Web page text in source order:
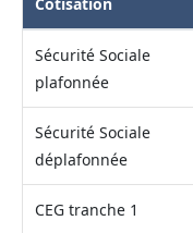
Sécurité Sociale
plafonnée
Sécurité Sociale
déplafonnée
CEG tranche 1